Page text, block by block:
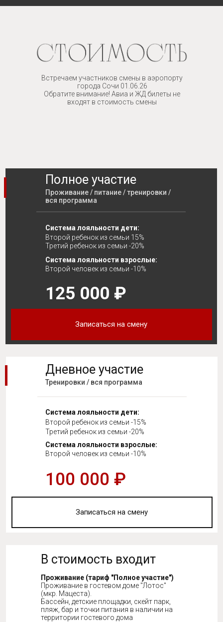
Встречаем участников смены в аэропорту
города Сочи 01.06.26
Обратите внимание! Авиа и ЖД билеты не
входят в стоимость смены
Полное участие
125 000 ₽
Третий ребенок из семьи -20%
Система лояльности дети:
Второй ребенок из семьи 15%
Записаться на смену
Записаться на смену
100 000 ₽
Дневное участие
Проживание / питание / тренировки /
вся программа
Тренировки / вся программа
Второй человек из семьи -10%
Система лояльности взрослые:
Второй человек из семьи -10%
Система лояльности взрослые:
Проживание (тариф "Полное участие")
Проживание в гостевом доме "Лотос"
(мкр. Мацеста).
Бассейн, детские площадки, скейт парк,
пляж, бар и точки питания в наличии на
территории гостевого дома
Система лояльности дети:
Третий ребенок из семьи -20%
Второй ребенок из семьи -15%
В стоимость входит